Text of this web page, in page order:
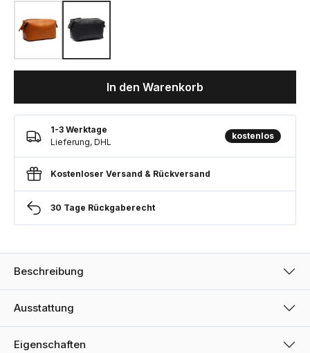
In den Warenkorb
1-3 Werktage
Lieferung, DHL
kostenlos
Kostenloser Versand & Rückversand
30 Tage Rückgaberecht
Beschreibung
Ausstattung
Eigenschaften